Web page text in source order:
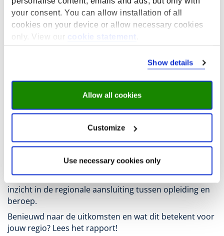
your consent. You can allow installation of all
cookies on your device or allow necessary cookies
only. View our
cookie statement
Show details
Allow all cookies
Customize
Use necessary cookies only
opleidingen (ITA) doorgerekend naar 35
arbeidsmarktregio’s, op het niveau van
opleidingsectoren en -subsectoren.
Toevoeging van regionale prognoses naar
provincies
Nieuwe prognoses naar beroepen (ITKB)
Uitsplitsingen naar beroepsklassen en -
segmenten
Beschikbaar voor 35 arbeidsmarktregio’s én 12
Deze belangrijke uitbreiding is tot stand gekomen in
samenwerking met UWV en biedt beleidsmakers,
onderwijs en arbeidsmarktprofessionals nog beter
inzicht in de regionale aansluiting tussen opleiding en
beroep.
Benieuwd naar de uitkomsten en wat dit betekent voor
jouw regio? Lees het rapport!